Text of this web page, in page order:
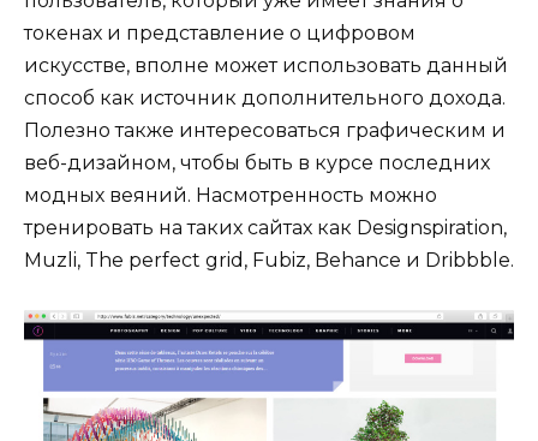
токенах и представление о цифровом
искусстве, вполне может использовать данный
способ как источник дополнительного дохода.
Полезно также интересоваться графическим и
веб-дизайном, чтобы быть в курсе последних
модных веяний. Насмотренность можно
тренировать на таких сайтах как Designspiration,
Muzli, The perfect grid, Fubiz, Behance и Dribbble.